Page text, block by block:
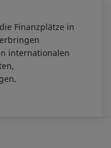
Finanzplätze in
internationalen